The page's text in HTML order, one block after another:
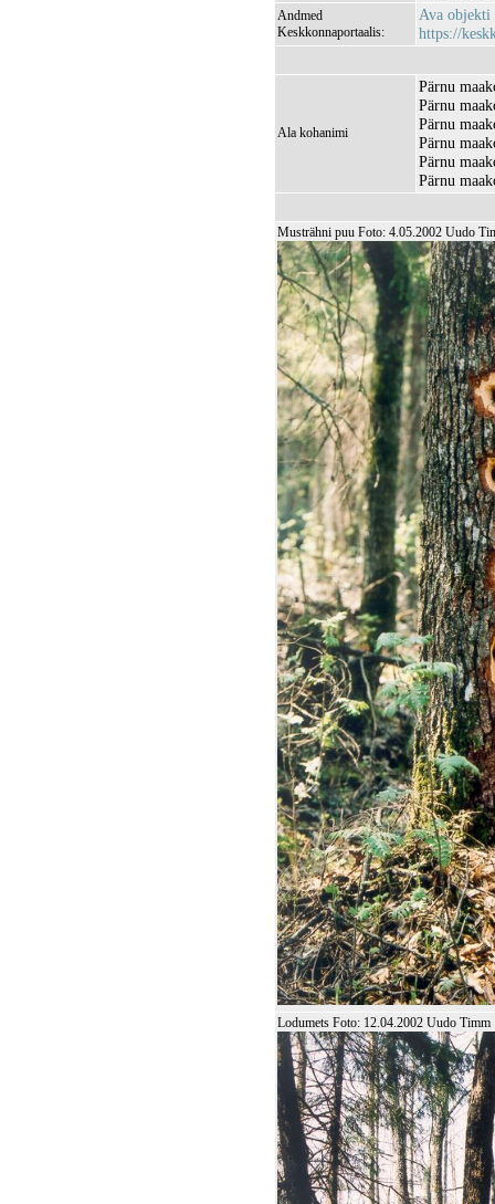
Andmed
Keskkonnaportaalis:
Ava objekti
https://
Ala kohanimi
Pärnu
Pärnu
Pärnu
Pärnu
Pärnu
Pärnu
Musträhni puu Foto: 4.05.2002 Uudo
Lodumets Foto: 12.04.2002 Uudo Timm